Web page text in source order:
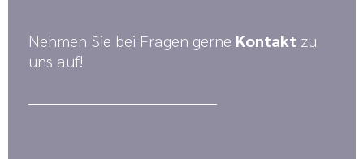
Nehmen Sie bei Fragen gerne Kontakt zu
uns auf!